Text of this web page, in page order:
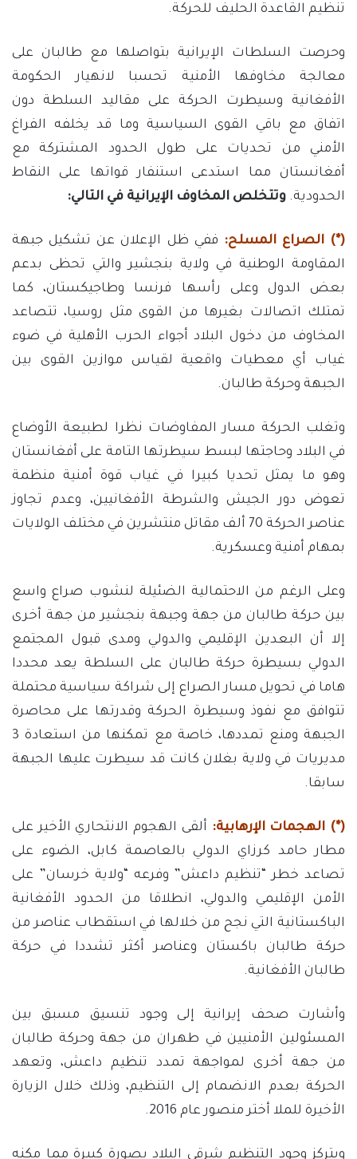
تنظيم القاعدة الحليف للحركة.
وحرصت السلطات الإيرانية بتواصلها مع طالبان على
معالجة مخاوفها الأمنية تحسبا لانهيار الحكومة
الأفغانية وسيطرت الحركة على مقاليد السلطة دون
اتفاق مع باقي القوى السياسية وما قد يخلفه الفراغ
الأمني من تحديات على طول الحدود المشتركة مع
أفغانستان مما استدعى استنفار قواتها على النقاط
الحدودية. وتتخلص المخاوف الإيرانية في التالي:
(*) الصراع المسلح: ففي ظل الإعلان عن تشكيل جبهة
المقاومة الوطنية في ولاية بنجشير والتي تحظى بدعم
بعض الدول وعلى رأسها فرنسا وطاجيكستان، كما
تمتلك اتصالات بغيرها من القوى مثل روسيا، تتصاعد
المخاوف من دخول البلاد أجواء الحرب الأهلية في ضوء
غياب أي معطيات واقعية لقياس موازين القوى بين
الجبهة وحركة طالبان.
وتغلب الحركة مسار المفاوضات نظرا لطبيعة الأوضاع
في البلاد وحاجتها لبسط سيطرتها التامة على أفغانستان
وهو ما يمثل تحديا كبيرا في غياب قوة أمنية منظمة
تعوض دور الجيش والشرطة الأفغانيين، وعدم تجاوز
عناصر الحركة 70 ألف مقاتل منتشرين في مختلف الولايات
بمهام أمنية وعسكرية.
وعلى الرغم من الاحتمالية الضئيلة لنشوب صراع واسع
بين حركة طالبان من جهة وجبهة بنجشير من جهة أخرى
إلا أن البعدين الإقليمي والدولي ومدى قبول المجتمع
الدولي بسيطرة حركة طالبان على السلطة يعد محددا
هاما في تحويل مسار الصراع إلى شراكة سياسية محتملة
تتوافق مع نفوذ وسيطرة الحركة وقدرتها على محاصرة
الجبهة ومنع تمددها، خاصة مع تمكنها من استعادة 3
مديريات في ولاية بغلان كانت قد سيطرت عليها الجبهة
سابقا.
(*) الهجمات الإرهابية: ألقى الهجوم الانتحاري الأخير على
مطار حامد كرزاي الدولي بالعاصمة كابل، الضوء على
تصاعد خطر “تنظيم داعش” وفرعه “ولاية خرسان” على
الأمن الإقليمي والدولي، انطلاقا من الحدود الأفغانية
الباكستانية التي نجح من خلالها في استقطاب عناصر من
حركة طالبان باكستان وعناصر أكثر تشددا في حركة
طالبان الأفغانية.
وأشارت صحف إيرانية إلى وجود تنسيق مسبق بين
المسئولين الأمنيين في طهران من جهة وحركة طالبان
من جهة أخرى لمواجهة تمدد تنظيم داعش، وتعهد
الحركة بعدم الانضمام إلى التنظيم، وذلك خلال الزيارة
الأخيرة للملا أختر منصور عام 2016.
ويتركز وجود التنظيم شرقي البلاد بصورة كبيرة مما مكنه